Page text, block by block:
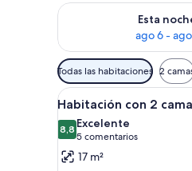
Esta
ago 6 -
Consulta la
Filtros
disponibles
para
las
habitaciones
Todas las habitaciones 2
Abrir
todas
las
fotos
8
Habitación con 2
8,88,8 de 10
Excelente
5 comentarios
(5 comentarios)
17 m²